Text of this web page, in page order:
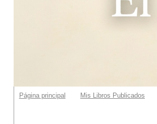
Página principal Mis Libros Publicados